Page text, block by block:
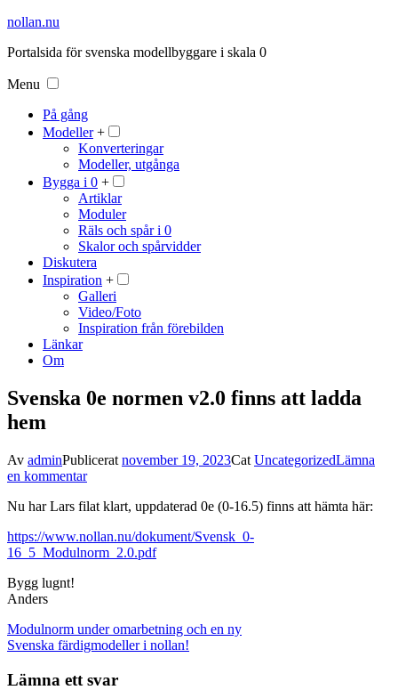
nollan.nu
Portalsida för svenska modellbyggare i skala 0
Menu
På gång
Modeller +
Konverteringar
Modeller, utgånga
Bygga i 0 +
Artiklar
Moduler
Räls och spår i 0
Skalor och spårvidder
Diskutera
Inspiration +
Galleri
Video/Foto
Inspiration från förebilden
Länkar
Om
Svenska 0e normen v2.0 finns att ladda
hem
Av adminPublicerat november 19, 2023Cat UncategorizedLämna
en kommentar
Nu har Lars filat klart, uppdaterad 0e (0-16.5) finns att hämta här:
https://www.nollan.nu/dokument/Svensk_0-
16_5_Modulnorm_2.0.pdf
Bygg lugnt!
Anders
Inläggsnavigering
Modulnorm under omarbetning och en ny
Svenska färdigmodeller i nollan!
Lämna ett svar